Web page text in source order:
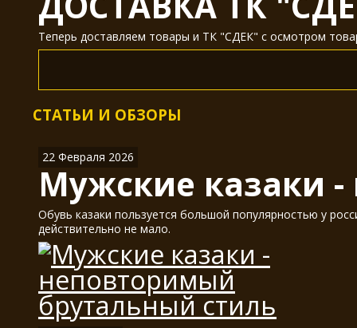
Теперь доставляем товары и ТК "СДЕК" с осмотром
СТАТЬИ И ОБЗОРЫ
22 Февраля 2026
Мужские казаки
Обувь казаки пользуется большой популярностью у
действительно не мало.